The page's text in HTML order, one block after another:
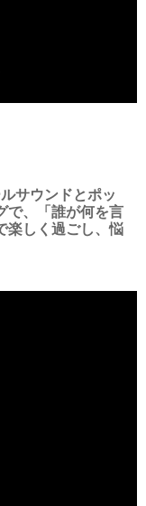
サウンドとポッ
で、「誰が何を言
楽しく過ごし、悩